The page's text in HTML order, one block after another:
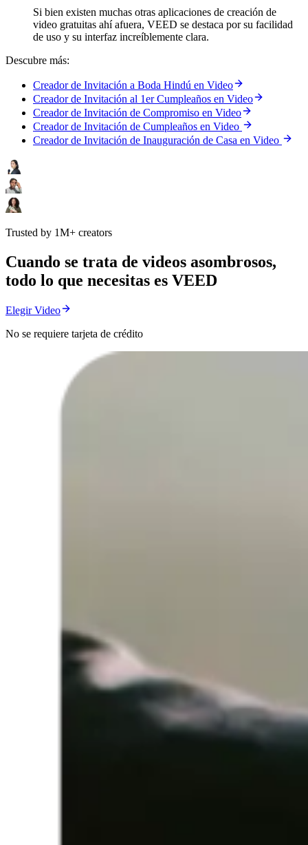
Si bien existen muchas otras aplicaciones de creación de
video gratuitas ahí afuera, VEED se destaca por su facilidad
de uso y su interfaz increíblemente clara.
Descubre más:
Creador de Invitación a Boda Hindú en Video
Creador de Invitación al 1er Cumpleaños en Video
Creador de Invitación de Compromiso en Video
Creador de Invitación de Cumpleaños en Video
Creador de Invitación de Inauguración de Casa en Video
Trusted by 1M+ creators
Cuando se trata de videos asombrosos,
todo lo que necesitas es VEED
Elegir Video
No se requiere tarjeta de crédito